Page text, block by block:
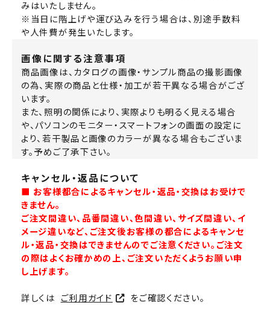
みはいたしません。
※当日に階上げや運び込みを行う場合は、別途手数料
や人件費が発生いたします。
画像に関する注意事項
商品画像は、カタログの画像・サンプル商品の撮影画像
の為、実際の商品と仕様・加工が若干異なる場合がござ
います。
また、照明の関係により、実際よりも明るく見える場合
や、パソコンのモニター・スマートフォンの画面の設定に
より、若干製品と画像のカラーが異なる場合もございま
す。予めご了承下さい。
キャンセル・返品について
■ お客様都合によるキャンセル・返品・交換はお受けで
きません。
ご注文間違い、品番間違い、色間違い、サイズ間違い、イ
メージ違いなど、ご注文後お客様の都合によるキャンセ
ル・返品・交換はできませんのでご注意ください。ご注文
の際はよくお確かめの上、ご注文いただくようお願い申
し上げます。
詳しくは ご利用ガイド をご確認ください。